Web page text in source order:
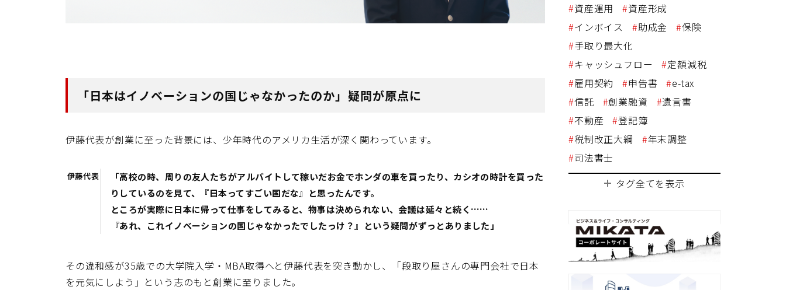
「日本はイノベーションの国じゃなかったのか」――疑問が原点に
伊藤代表が創業に至った背景には、少年時代のアメリカ生活が深く関わっています。
伊藤代表
「高校の時、周りの友人たちがアルバイトして稼いだお金でホンダの車を買ったり、カシオの時計を買った
りしているのを見て、『日本ってすごい国だな』と思ったんです。
ところが実際に日本に帰って仕事をしてみると、物事は決められない、会議は延々と続く……
『あれ、これイノベーションの国じゃなかったでしたっけ？』という疑問がずっとありました」
その違和感が35歳での大学院入学・MBA取得へと伊藤代表を突き動かし、「段取り屋さんの専門会社で日本
を元気にしよう」という志のもと創業に至りました。
資産運用
資産形成
インボイス
助成金
保険
手取り最大化
キャッシュフロー
定額減税
雇用契約
申告書
e-tax
信託
創業融資
遺言書
不動産
登記簿
税制改正大綱
年末調整
司法書士
タグ全てを表示